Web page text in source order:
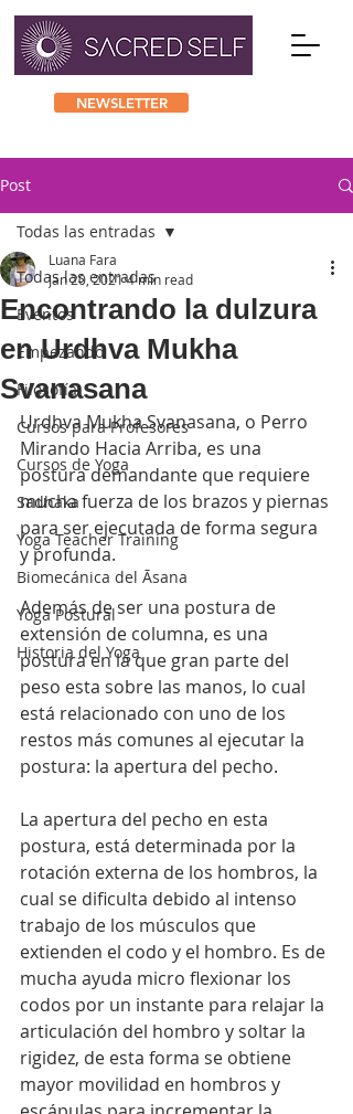
NEWSLETTER
Post
Todas las entradas
Eventos
Empezando
Filosofía
Cursos para Profesores
Cursos de Yoga
Sadhaka
Yoga Teacher Training
Biomecánica del Āsana
Yoga Postural
Historia del Yoga
Todas las entradas
Encontrando la dulzura
en Urdhva Mukha
Svanasana
Luana Fara
Jan 20, 20214 min read
Urdhva Mukha Svanasana, o Perro
Mirando Hacia Arriba, es una
postura demandante que requiere
mucha fuerza de los brazos y piernas
para ser ejecutada de forma segura
y profunda.
Además de ser una postura de
extensión de columna, es una
postura en la que gran parte del
peso esta sobre las manos, lo cual
está relacionado con uno de los
restos más comunes al ejecutar la
postura: la apertura del pecho.
La apertura del pecho en esta
postura, está determinada por la
rotación externa de los hombros, la
cual se dificulta debido al intenso
trabajo de los músculos que
extienden el codo y el hombro. Es de
mucha ayuda micro flexionar los
codos por un instante para relajar la
articulación del hombro y soltar la
rigidez, de esta forma se obtiene
mayor movilidad en hombros y